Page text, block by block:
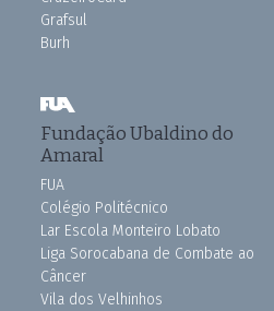
Grafsul
Burh
Fundação Ubaldino do
Amaral
FUA
Colégio Politécnico
Lar Escola Monteiro Lobato
Liga Sorocabana de Combate ao
Câncer
Vila dos Velhinhos